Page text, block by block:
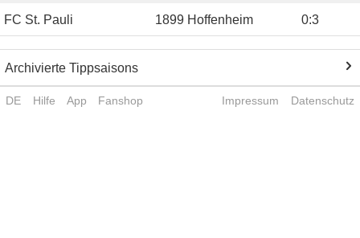
FC St. Pauli 1899 Hoffenheim 0:3
Archivierte Tippsaisons
DE Hilfe App Fanshop Impressum Datenschutz